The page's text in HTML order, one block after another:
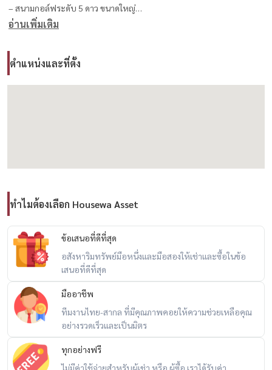
– สนามกอล์ฟระดับ 5 ดาว ขนาดใหญ่
– 36 หลุม | พาร์ 144
(โปรกอล์ฟและนักออกแบบสนามกอล์ฟชาวญี่ปุ่น)
– สนามกอล์ฟมีชื่อเสียงระดับโลก
– คลับเฮ้าส์สุดหรู
– โครงการคอนโดมิเนียม
– บ้านพักตากอากาศ
– สนามไดรฟ์กอล์ฟ
– สนามกีฬา และสิ่งอำนวยความสะดวกระดับสากล
– ที่ดินว่างเพิ่มเติม สามารถพัฒนาโครงการที่พักอาศัยหรือเชิงพาณิชย์ได้อีก
📐 รายละเอียดที่ดิน
อ่านเพิ่มเติม
ตำแหน่งและที่ตั้ง
ทำไมต้องเลือก Housewa Asset
ข้อเสนอที่ดีที่สุด
อสังหาริมทรัพย์มือหนึ่งและมือสองให้เช่าและซื้อในข้อ
เสนอที่ดีที่สุด
มืออาชีพ
ทีมงานไทย-สากล ที่มีคุณภาพคอยให้ความช่วยเหลือคุณ
อย่างรวดเร็วและเป็นมิตร
ทุกอย่างฟรี
ไม่มีค่าใช้จ่ายสำหรับผู้เช่า หรือ ผู้ซื้อ เราได้รับค่า